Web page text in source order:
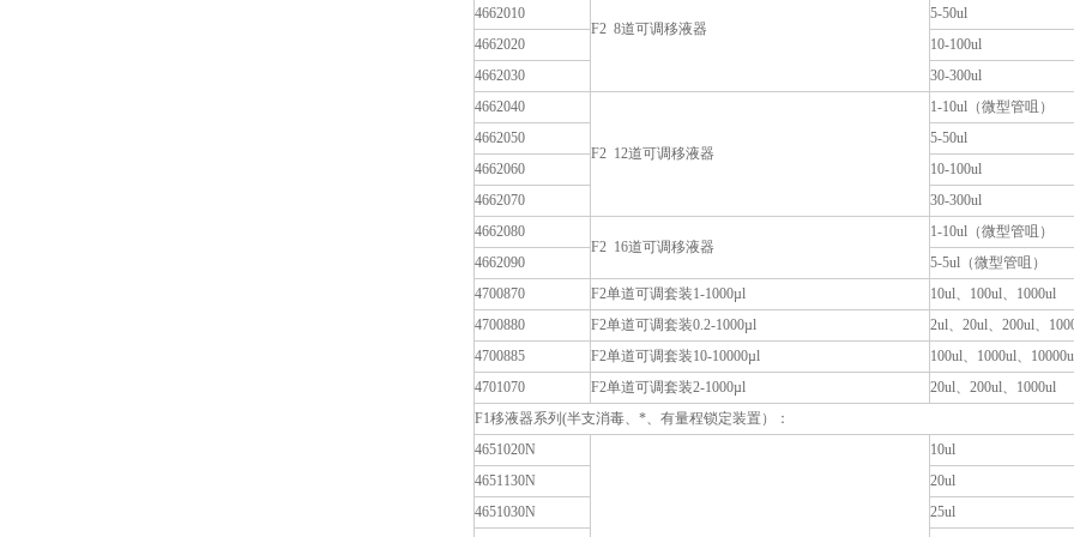
F2 8道可调移液器
4662010
5-50ul
4662020
10-100ul
4662030
30-300ul
4662040
F2 12道可调移液器
1-10ul（微型管咀）
4662050
5-50ul
4662060
10-100ul
4662070
30-300ul
4662080
F2 16道可调移液器
1-10ul（微型管咀）
4662090
5-5ul（微型管咀）
4700870
F2单道可调套装1-1000µl
10ul、100ul、1000ul
4700880
F2单道可调套装0.2-1000µl
2ul、20ul、200ul、
4700885
F2单道可调套装10-10000µl
100ul、1000ul、
4701070
F2单道可调套装2-1000µl
20ul、200ul、1000ul
F1移液器系列(半支消毒、*、有量程锁定装置）：
4651020N
10ul
4651130N
20ul
4651030N
25ul